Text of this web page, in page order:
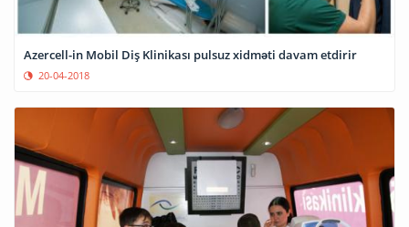
Azercell-in Mobil Diş Klinikası pulsuz xidməti davam etdirir
20-04-2018